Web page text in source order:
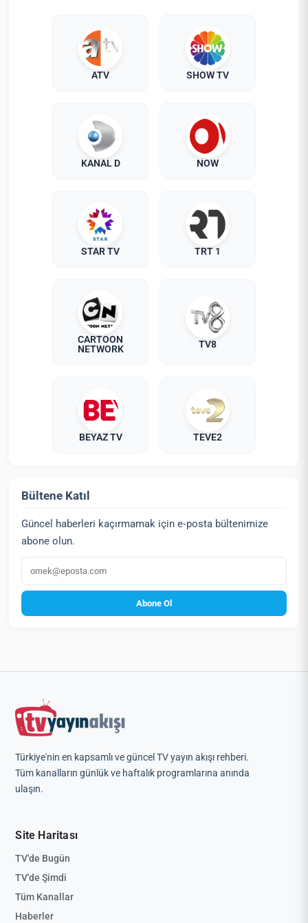
ATV SHOW TV
KANAL D NOW
STAR TV TRT 1
CARTOON
NETWORK
TV8
BEYAZ TV TEVE2
Bültene Katıl
Güncel haberleri kaçırmamak için e‑posta bültenimize
abone olun.
E‑posta
Abone Ol
Türkiye'nin en kapsamlı ve güncel TV yayın akışı rehberi.
Tüm kanalların günlük ve haftalık programlarına anında
ulaşın.
Site Haritası
TV'de Bugün
TV'de Şimdi
Tüm Kanallar
Haberler